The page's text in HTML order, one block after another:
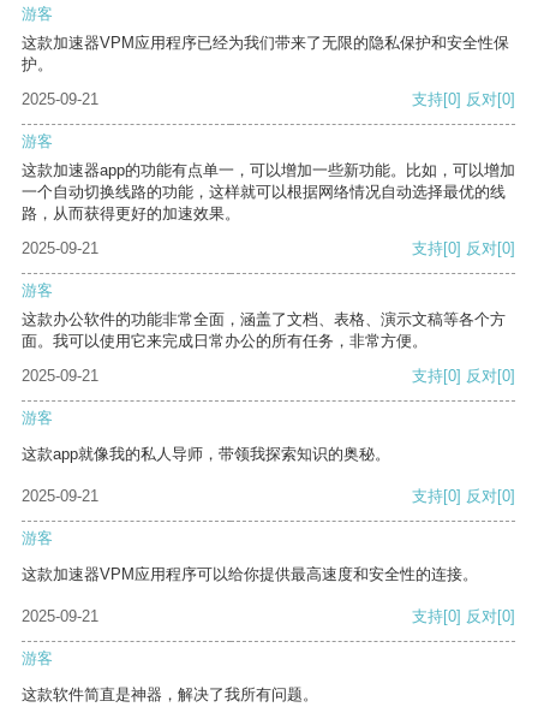
游客
这款加速器VPM应用程序已经为我们带来了无限的隐私保护和安全性保
护。
2025-09-21
支持[0] 反对[0]
游客
这款加速器app的功能有点单一，可以增加一些新功能。比如，可以增加
一个自动切换线路的功能，这样就可以根据网络情况自动选择最优的线
路，从而获得更好的加速效果。
2025-09-21
支持[0] 反对[0]
游客
这款办公软件的功能非常全面，涵盖了文档、表格、演示文稿等各个方
面。我可以使用它来完成日常办公的所有任务，非常方便。
2025-09-21
支持[0] 反对[0]
游客
这款app就像我的私人导师，带领我探索知识的奥秘。
2025-09-21 支持[0] 反对[0]
游客
这款加速器VPM应用程序可以给你提供最高速度和安全性的连接。
2025-09-21 支持[0] 反对[0]
游客
这款软件简直是神器，解决了我所有问题。